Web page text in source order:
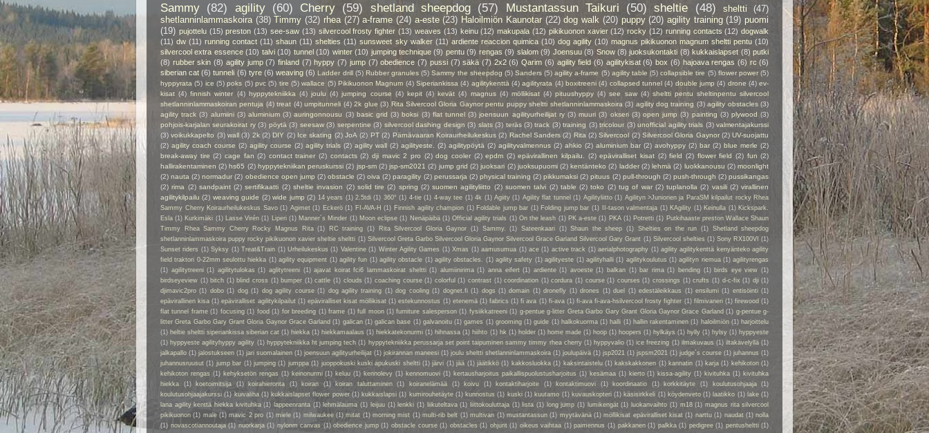
Sammy (82) agility (60) Cherry (59) shetland sheepdog (57) Mustantassun Taikuri (50) sheltie (48) sheltti
(47)
shetlanninlammaskoira (38) Timmy (32) rhea (27) a-frame (24) a-este (23) Haloilmiön Kaunotar (22) dog walk (20) puppy (20) agility training (19) puomi
(19) pujottelu (15) preston (13) see-saw (13) silvercool frosty fighter (13) weaves (13) keinu (12) makupala (12) pikikuonon xavier (12) rocky (12) running contacts (12) dogwalk
(11) dw (11) running contact (11) shaun (11) shelties (11) sunsweet sky walker (11) ardiente reaccion quimica (10) dog agility (10) magnus pikikuonon magnum sheltti pentu (10)
silvercool extra essence (10) talvi (10) tunnel (10) winter (10) jumping technique (9) pentu (9) rengas (9) slalom (9) Joensuu (8) Snow (8) juoksukontakti (8) kukkaislapset (8) putki
(8) rubber skin (8) agility jump (7) finland (7) hyppy (7) jump (7) obedience (7) pussi (7) säkä (7) 2x2 (6) Qarim (6) agility field (6) agilitykisat (6) box (6) hajoava rengas (6) rc (6)
siberian cat (6) tunneli (6) tyre (6) weaving (6) Ladder drill (5) Rubber granules (5) Sammy the sheepdog (5) Sanders (5) agility a-frame (5) agility table (5) collapsible tire (5) flower power (5)
hyppyrata (5) ice (5) poks (5) pvc (5) tire (5) wallace (5) Pikikuonon Magnum (4) Siperiankissa (4) agilitykenttä (4) agilityrata (4) boxitreeni (4) collapsed tunnel (4) double jump (4) drone (4) ev-
kisat (4) finnish winter (4) hyppytekniikka (4) joulu (4) jumping course (4) kepit (4) kevät (4) magnus (4) möllikisat (4) pituushyppy (4) see saw (4) sheltti pentu sheltinpentu silvercool
shetlanninlammaskoiran pentuja (4) treat (4) umpitunneli (4) 2k glue (3) Rita Silvercool Gloria Gaynor pentu puppy sheltti shetlanninlammaskoira (3) agility dog training (3) agility obstacles (3)
agility track (3) alumiini (3) aluminium (3) auringonnousu (3) basic grid (3) boksi (3) flat tunnel (3) joensuun agilityurheilijat ry (3) muuri (3) okseri (3) open jump (3) painting (3) plywood (3)
pohjois-karjalan seurakoirat ry (3) pöytä (3) seesaw (3) serpentine (3) silvercool dashing design (3) slats (3) teräs (3) track (3) training (3) tricolour (3) unofficial agility trials (3) valmentajakurssi
(3) voikukkapelto (3) wall (3) 2k (2) DIY (2) Ice skating (2) JoA (2) PT (2) Pärnävaaran Koiraurheilukeskus (2) Rachel Sanders (2) Rita (2) Silvercool (2) Silvercool Gloria Gaynor (2) UV-suojattu
(2) agility coach course (2) agility course (2) agility trials (2) agility wall (2) agilityeste. (2) agilitypöytä (2) agilityvalmennus (2) ahkio (2) aluminium bar (2) avohyppy (2) bar (2) blue merle (2)
break-away tire (2) cage fan (2) contact trainer (2) contacts (2) dji mavic 2 pro (2) dog cooler (2) epdm (2) epävirallinen kilpailu. (2) epäviralliset kisat (2) field (2) flower field (2) fun (2)
hallirakentaminen (2) hs65 (2) hyppytekniikan peruskurssi (2) jsp-sm (2) jsp-sm2021 (2) jump grid (2) juoksari (2) juoksupuomi (2) kentänteko (2) ladder (2) lehmä (2) luokkanousu (2) moonlight
(2) nauta (2) normadur (2) obedience open jump (2) obstacle (2) oiva (2) paragility (2) perussarja (2) physical training (2) pikkumaksi (2) pituus (2) pull-through (2) push-through (2) pussikangas
(2) rima (2) sandpaint (2) sertifikaatti (2) sheltie invasion (2) solid tire (2) spring (2) suomen agilityliitto (2) suomen talvi (2) table (2) toko (2) tug of war (2) tuplanolla (2) vasili (2) virallinen
agilitykilpailu (2) weaving guide (2) wide jump (2) 14 years (1) 2.5tdi (1) 360° (1) 4-tie (1) 4-way tee (1) 4k (1) Agiity (1) Agility flat tunnel (1) Agilityliitto (1) Agilityn >Juniorien ja ParaSM kilpailut rocky Rhea
Sammy Cherry Koiraurheilukeskus Savo (1) Agimet (1) Eckerö (1) FI-AVA-H (1) Finnish agility champion (1) Foldable jump bar (1) Folding jump bar (1) II-tason valmentaja (1) KAgility (1) Keinulla (1) Kickspark.
Esla (1) Kurkimäki (1) Lasse Virén (1) Liperi (1) Manner´s Minder (1) Moon eclipse (1) Nenäpäibä (1) Official agility trials (1) On the leash (1) PK a-este (1) PKA (1) Potretti (1) Putkihaaste preston Wallace Shaun
Timmy Rhea Sammy Cherry Rocky Magnus Rita (1) RC training (1) Rita Silvercool Gloria Gaynor (1) Sammy. (1) Sateenkaari (1) Shaun the sheep (1) Shelties on the run (1)
Shetland sheepdog
shetlanninlammaskoira puppy rocky pikikuonon xavier sheltie sheltti (1) Silvercool Greta Garbo Silvercool Gloria Gaynor Silvercool Grace Garland Silvercool Gary Grant (1) Silvercool shelties (1) Sony RX100VI
(1)
Sunset riders (1) Syksy (1) Treat&Train (1) Urheilukeskus (1) Valentine (1) Winter Agility Games (1) Xmas (1) aamusumua (1) ace (1) active track (1) aerialphotography (1) agility agilitykenttä kenyänteko agility
field traktori 0-22mm seulottu hiekka (1) agility equipment (1) agility fun (1) agility obstacle (1) agility obstacles. (1) agility safety (1) agilityeste (1) agilityhalli (1) agilitykoulutus (1) agilityn riemua (1) agilityrengas
(1) agilitytreeni (1) agilitytulokas (1) aglitytreeni (1) ajavat koirat fci6 lammaskoirat sheltti (1) alumiinirima (1) anna eifert (1) ardiente (1) avoeste (1) balkan (1) bar rima (1) bending (1) birds eye view (1)
birdseyeview (1) bitch (1) blind cross (1) bumper (1) cattle (1) clouds (1) coaching course (1) colorful (1) contrast (1) coordination (1) cordura (1) course (1) courses (1) crossings (1) crufts (1) d-c-fix (1) dji (1)
djimavic2pro (1) dobo (1) dog (1) dog agility course (1) dog agility training (1) dog cooling (1) dognet.fi (1) dogs (1) domain (1) dronefly (1) drones (1) duel (1) edestäleikkaus (1) ensilumi (1) entisöinti (1)
epävirallinen kisa (1) epäviralliset agilitykilpailut (1) epäviralliset kisat möllikisat (1) estekunnostus (1) etenemä (1) fabrics (1) fi ava (1) fi-ava (1) fi-ava fi-ava-hsilvercool frosty fighter (1) filmivaneri (1) firewood (1)
flat tunnel frame (1) focusing (1) food (1) for breeding (1) frame (1) full moon (1) furniture salesperson (1) fysiikkatreeni (1) g-pentue g-litter Greta Garbo Gary Grant Gloria Gaynor Grace Garland (1) g-pentue g-
litter Greta Garbo Gary Grant Gloria Gaynor Grace Garland (1) galican (1) galican base (1) galvanoitu (1) games (1) grooming (1) guide (1) halkokuorma (1) halli (1) hallin rakentaminen (1) haloilmiön (1) harjoittelu
(1) heltie sheltti siperiankissa siberian cat (1) hiekka (1) hiekkamaalaus (1) hiekkatekonurmi (1) hihnassa (1) hiihto (1) hk (1) holder (1) home made (1) hoop (1) hoopers (1) hylkäys (1) hylly (1) hylsy (1) hyppyeste
(1) hyppyeste agilityhyppy agility (1) hyppytekniikka ht jumping tech (1) hyppytekniikka perussarja set point taipuminen sammy timmy rhea cherry (1) hyppyvalio (1) ice freezing (1) ilmakuvaus (1) iltakävelyllä (1)
jalkapallo (1) jalostukseen (1) jari suomalainen (1) joensuun agilityurheilijat (1) jokirannan maneesi (1) joulu sheltti shetlanninlammaskoira (1) joulupäivä (1) jsp2021 (1) jspsm2021 (1) judge´s course (1) juhannus (1)
juhannusruusut (1) jump bar (1) jumping (1) jumppa (1) juoppokuski kuski apukuski sheltti (1) järvi (1) jää (1) jäätikkö (1) kakkosluokka (1) kaksintaistelu (1) kakskakkonen (1) kannatin (1) karja (1) kehikoton (1)
kehikoton rengas (1) kehyksetön rengas (1) keinonurmi (1) keluu (1) kennolevy (1) kennomuovi (1) kertausharjoitus paikallispuolustusharjoitus (1) kesämaa (1) kierto (1) kissa-agility (1) kivituhka (1) kivituhka
hiekka
(1) koetoimitsija (1) koirahieronta (1) koiran (1) koiran taluttaminen (1) koiranelämää (1) koivu (1) kontaktiharjoite (1) kontaktimuovi (1) koordinaatio (1) korkkitäyte (1) koulutusohjaaja
(1)
koulutusohjaajakurssi (1) kuivaliha (1) kukkaislapset flower power (1) kukkaislapsi (1) kumirouhetäyte (1) kunnostus (1) kuski (1) kuutamo (1) kuvauskopteri (1) käsisirkkeli (1) köydenveto (1) laatikko (1) lake (1)
lana agility kenttä hiekka kivituhka (1) lappeenranta (1) lehmälauma (1) leijuu (1) lenkki (1) liikuteltava (1) liittokouluttaja (1) lista (1) long jump (1) lumikengät (1) luokanvaihto (1) m18 (1) magnus rita silvercool
pikikuonon (1) male (1) mavic 2 pro (1) miele (1) milwaukee (1) mitat (1) morning mist (1) multi-rib belt (1) multivan (1) mustantassun (1) myytävänä (1) möllikisat epäviralliset kisat (1) narttu (1) naudat (1) nolla
(1) novascotiannoutaja (1) nuorkarja (1) nylonm canvas (1) obedience jump (1) obstacle course (1) obstacles (1) ohjurit (1) oikeus vaihtaa (1) paimennus (1) pakkanen (1) palkka (1) pedigree (1) pentusheltti (1)